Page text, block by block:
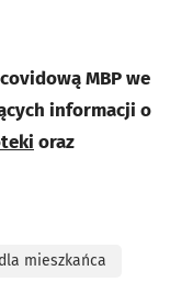
MBP we
informacji o
oraz
mieszkańca